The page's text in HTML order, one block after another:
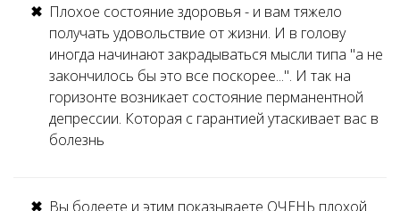
Плохое состояние здоровья - и вам тяжело
получать удовольствие от жизни. И в голову
иногда начинают закрадываться мысли типа "а не
закончилось бы это все поскорее...". И так на
горизонте возникает состояние перманентной
депрессии. Которая с гарантией утаскивает вас в
болезнь
Вы болеете и этим показываете ОЧЕНЬ плохой